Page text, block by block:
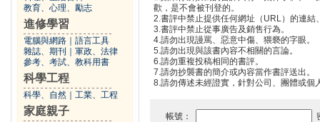
教育、心理、勵志
進修學習
電腦與網路
語言工具
雜誌、期刊
軍政、法律
參考、考試、教科用書
科學工程
科學、自然 工業、工程
家庭親子
歡，是不會被刊登的。
2.書評中禁止提供任何網址（URL）的連結
3.書評中禁止從事廣告及銷售行為。
4.請勿出現謾罵、惡意中傷、猥褻的字眼。
5.請勿出現與該書內容不相關的言論。
6.請勿重複投稿相同的書評。
7.請勿抄襲書的簡介或內容當作書評送出。
8.請勿傳述未經證實，針對公司、團體或個
帳號：